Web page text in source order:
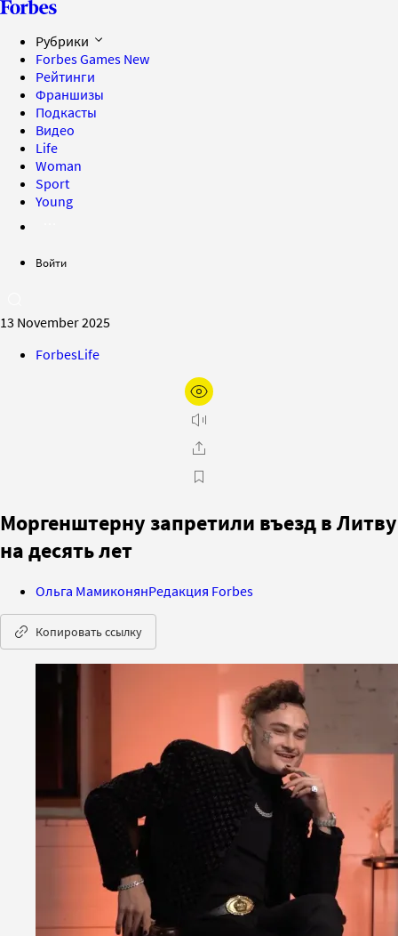
Рубрики
Forbes Games New
Рейтинги
Франшизы
Подкасты
Видео
Life
Woman
Sport
Young
Войти
13 November 2025
ForbesLife
Моргенштерну запретили въезд в Литву
на десять лет
Ольга МамиконянРедакция Forbes
Копировать ссылку